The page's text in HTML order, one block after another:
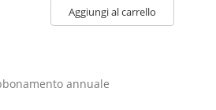
Aggiungi al carrello
annuale